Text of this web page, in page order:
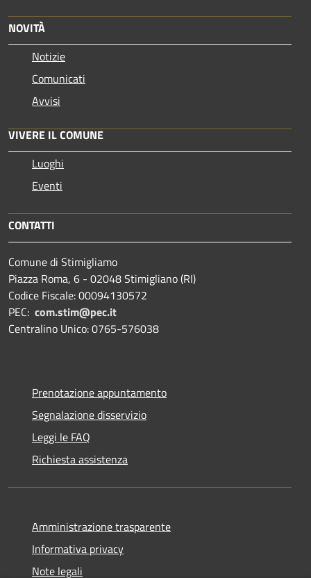
NOVITÀ
Notizie
Comunicati
Avvisi
VIVERE IL COMUNE
Luoghi
Eventi
CONTATTI
Comune di Stimigliamo
Piazza Roma, 6 - 02048 Stimigliano (RI)
Codice Fiscale: 00094130572
PEC: com.stim@pec.it
Centralino Unico: 0765-576038
Prenotazione appuntamento
Segnalazione disservizio
Leggi le FAQ
Richiesta assistenza
Amministrazione trasparente
Informativa privacy
Note legali